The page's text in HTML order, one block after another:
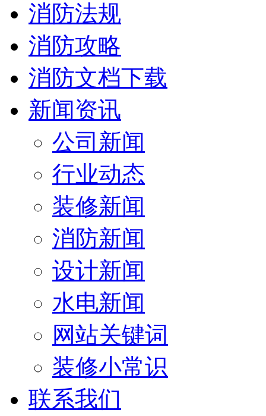
消防法规
消防攻略
消防文档下载
新闻资讯
公司新闻
行业动态
装修新闻
消防新闻
设计新闻
水电新闻
网站关键词
装修小常识
联系我们